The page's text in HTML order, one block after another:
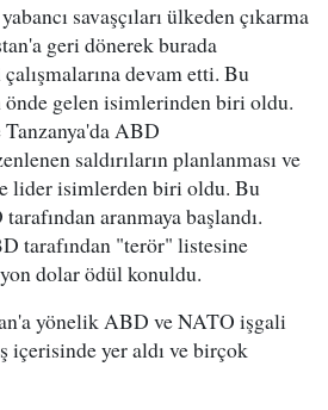
savaşçıları ülkeden çıkarma
geri dönerek burada
devam etti. Bu
gelen isimlerinden biri oldu.
Tanzanya'da ABD
saldırıların planlanması ve
lider isimlerden biri oldu. Bu
aranmaya başlandı.
tarafından "terör" listesine
dolar ödül konuldu.
yönelik ABD ve NATO işgali
içerisinde yer aldı ve birçok